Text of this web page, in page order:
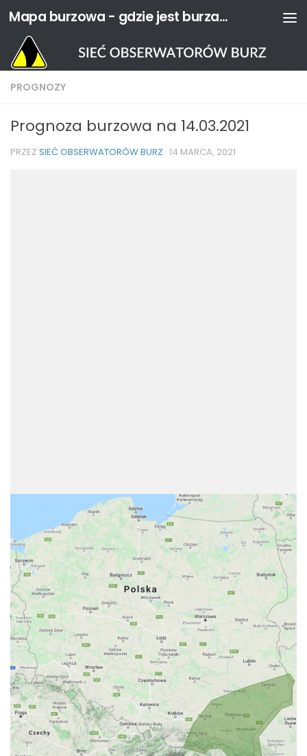
Przejdź do treści Mapa burzowa - gdzie jest burza? | Sieć Obserwatorów Burz
PROGNOZY
Prognoza burzowa na 14.03.2021
PRZEZ SIEĆ OBSERWATORÓW BURZ · 14 MARCA, 2021